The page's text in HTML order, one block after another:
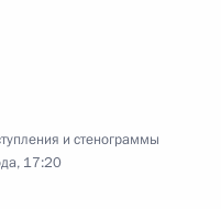
и стенограммы
17:20